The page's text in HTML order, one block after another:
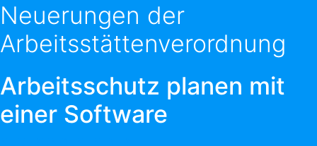
Neuerungen der
Arbeitsstättenverordnung
Arbeitsschutz planen mit
einer Software